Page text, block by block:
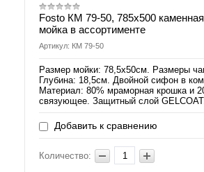
Fosto КМ 79-50, 785x500
мойка в ассортименте
Артикул: КМ 79-50
Размер мойки: 78,5х50см. Размеры
Глубина: 18,5см. Двойной сифон в
Материал: 80% мраморная крошка и
связующее. Защитный слой
Добавить к сравнению
Количество: